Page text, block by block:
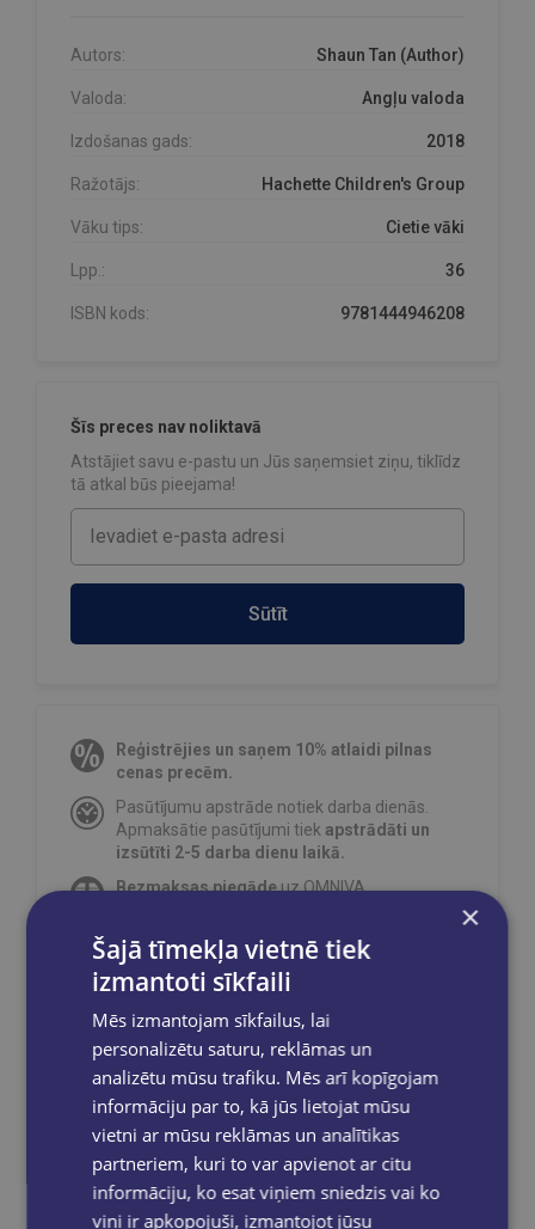
Autors: Shaun Tan (Author)
Valoda: Angļu valoda
Izdošanas gads: 2018
Ražotājs: Hachette Children's Group
Vāku tips: Cietie vāki
Lpp.: 36
ISBN kods: 9781444946208
Šīs preces nav noliktavā
Atstājiet savu e-pastu un Jūs saņemsiet ziņu, tiklīdz
tā atkal būs pieejama!
Sūtīt
Reģistrējies un saņem 10% atlaidi pilnas
cenas precēm.
Pasūtījumu apstrāde notiek darba dienās.
Apmaksātie pasūtījumi tiek apstrādāti un
izsūtīti 2-5 darba dienu laikā.
Bezmaksas piegādeuz OMNIVA
Bezmaksas piegāde jebkurā GLOBUSS
grāmatnīcā 1-5 darba dienu laikā, kad
pasūtījums būs gatavs saņemšanai, saņemsi
e-pastu un/ vai SMS.
Dalies sociālajos tīklos:
×
Šajā tīmekļa vietnē tiek
izmantoti sīkfaili
Mēs izmantojam sīkfailus, lai
personalizētu saturu, reklāmas un
analizētu mūsu trafiku. Mēs arī kopīgojam
informāciju par to, kā jūs lietojat mūsu
vietni ar mūsu reklāmas un analītikas
partneriem, kuri to var apvienot ar citu
informāciju, ko esat viņiem sniedzis vai ko
viņi ir apkopojuši, izmantojot jūsu